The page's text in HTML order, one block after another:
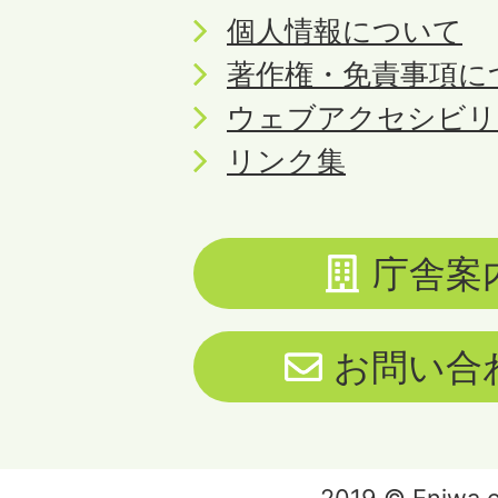
個人情報について
著作権・免責事項
ウェブアクセシビ
リンク集
庁舎案
お問い合